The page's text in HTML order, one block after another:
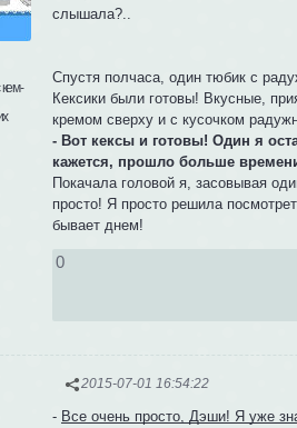
слышала?..
Спустя полчаса, один тюбик с
Кексики были готовы! Вкусные,
кремом сверху и с кусочком
- Вот кексы и готовы! Один я
кажется, прошло больше
Покачала головой я, засовывая
просто! Я просто решила
бывает днем!
0
2015-07-01 16:54:22
- Все очень просто, Дэши! Я уже